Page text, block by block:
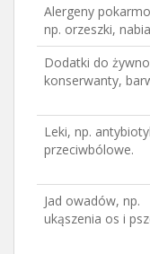
Alergeny
np. orzeszki,
Dodatki do
konserwanty,
Leki, np.
przeciwbólowe.
Jad owadów, np.
ukąszenia os i